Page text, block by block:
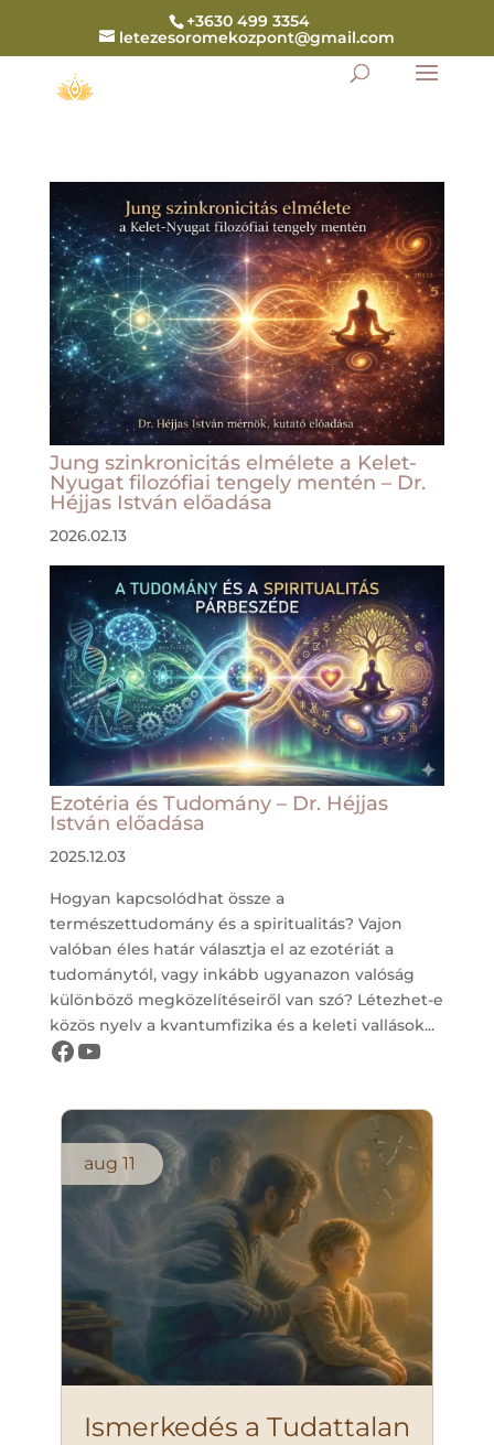
+3630 499 3354
letezesoromekozpont@gmail.com
Jung szinkronicitás elmélete a Kelet-
Nyugat filozófiai tengely mentén – Dr.
Héjjas István előadása
2026.02.13
Ezotéria és Tudomány – Dr. Héjjas
István előadása
2025.12.03
Hogyan kapcsolódhat össze a
természettudomány és a spiritualitás? Vajon
valóban éles határ választja el az ezotériát a
tudománytól, vagy inkább ugyanazon valóság
különböző megközelítéseiről van szó? Létezhet-e
közös nyelv a kvantumfizika és a keleti vallások...
Létezés Öröme Központ oldala
Létezés Öröme Központ csatornája
aug 11
Ismerkedés a Tudattalan